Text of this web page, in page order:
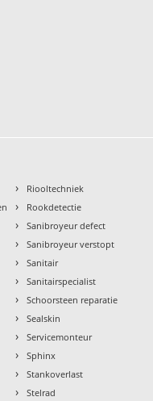
› Riooltechniek
› Rookdetectie
› Sanibroyeur defect
› Sanibroyeur verstopt
› Sanitair
› Sanitairspecialist
› Schoorsteen reparatie
› Sealskin
› Servicemonteur
› Sphinx
› Stankoverlast
› Stelrad